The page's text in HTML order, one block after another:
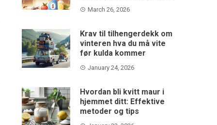
March 26, 2026
Krav til tilhengerdekk om
vinteren hva du må vite
før kulda kommer
January 24, 2026
Hvordan bli kvitt maur i
hjemmet ditt: Effektive
metoder og tips